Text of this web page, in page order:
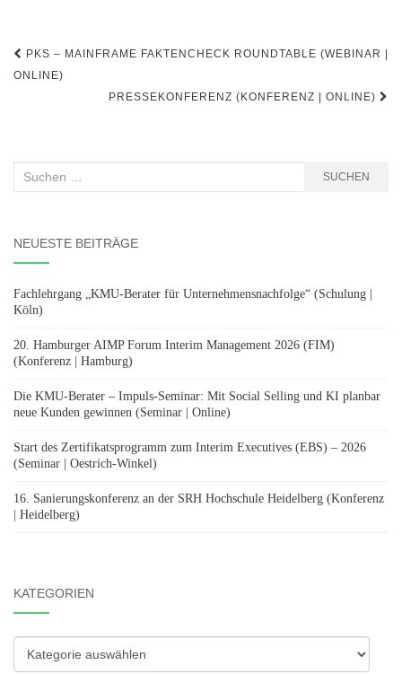
Beitragsnavigation
PKS – MAINFRAME FAKTENCHECK ROUNDTABLE (WEBINAR |
ONLINE)
PRESSEKONFERENZ (KONFERENZ | ONLINE)
Suchen
SUCHEN
NEUESTE BEITRÄGE
Fachlehrgang „KMU-Berater für Unternehmensnachfolge“ (Schulung |
Köln)
20. Hamburger AIMP Forum Interim Management 2026 (FIM)
(Konferenz | Hamburg)
Die KMU-Berater – Impuls-Seminar: Mit Social Selling und KI planbar
neue Kunden gewinnen (Seminar | Online)
Start des Zertifikatsprogramm zum Interim Executives (EBS) – 2026
(Seminar | Oestrich-Winkel)
16. Sanierungskonferenz an der SRH Hochschule Heidelberg (Konferenz
| Heidelberg)
KATEGORIEN
Kategorien